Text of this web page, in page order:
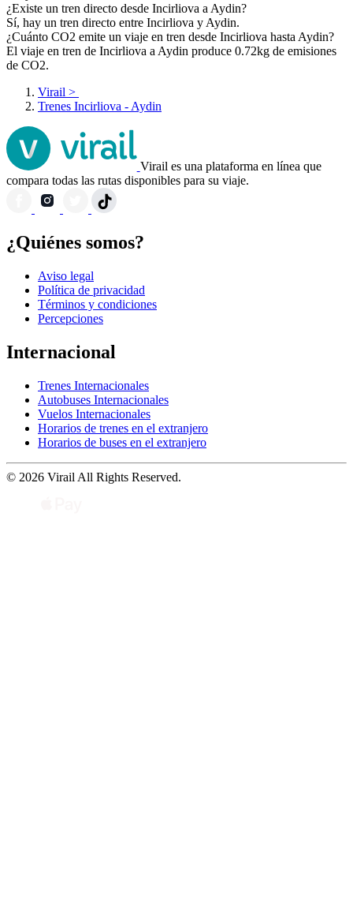
¿Existe un tren directo desde Incirliova a Aydin?
Sí, hay un tren directo entre Incirliova y Aydin.
¿Cuánto CO2 emite un viaje en tren desde Incirliova hasta Aydin?
El viaje en tren de Incirliova a Aydin produce 0.72kg de emisiones
de CO2.
Virail >
Trenes Incirliova - Aydin
Virail es una plataforma en línea que
compara todas las rutas disponibles para su viaje.
¿Quiénes somos?
Aviso legal
Política de privacidad
Términos y condiciones
Percepciones
Internacional
Trenes Internacionales
Autobuses Internacionales
Vuelos Internacionales
Horarios de trenes en el extranjero
Horarios de buses en el extranjero
© 2026 Virail All Rights Reserved.